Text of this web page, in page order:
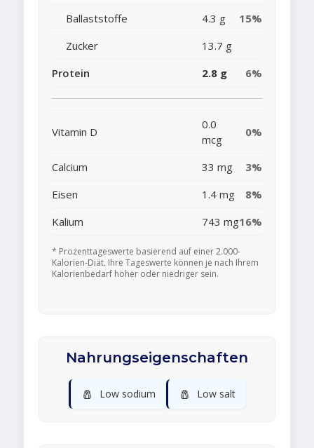
Ballaststoffe 4.3 g
15%
Zucker
13.7 g
Protein
2.8 g 6%
Vitamin D
0.0
mcg
0%
Calcium 33 mg
3%
Eisen
1.4 mg
8%
Kalium
743 mg16%
* Prozenttageswerte basierend auf einer 2.000-
Kalorien-Diät. Ihre Tageswerte können je nach Ihrem
Kalorienbedarf höher oder niedriger sein.
Nahrungseigenschaften
🧂 Low sodium 🧂 Low salt